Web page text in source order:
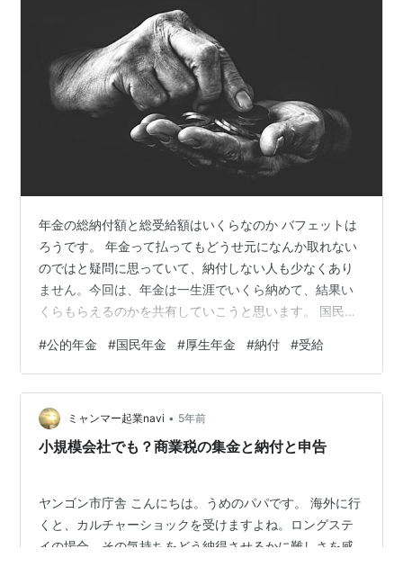
年金の総納付額と総受給額はいくらなのか バフェットは
ろうです。 年金って払ってもどうせ元になんか取れない
のではと疑問に思っていて、納付しない人も少なくあり
ません。今回は、年金は一生涯でいくら納めて、結果い
くらもらえるのかを共有していこうと思います。 国民年
を目指す 国民年金 保険料 まず、全員が加入している国
民年金について、納付する保険料総額を説明します。国
民年金保険料は1万6,610円ですので、この金額を20歳か
ら60歳までの40年間（480か月）納付すると、 1万
6,610円 × 480か月 = 797万2,800円 となります。…
#公的年金 #国民年金 #厚生年金 #納付 #受給
ミャンマー起業navi • 5年前
小規模会社でも？商業税の集金と納付と申告